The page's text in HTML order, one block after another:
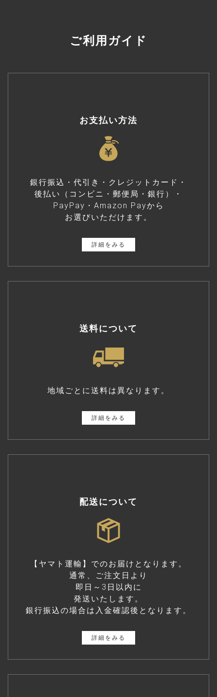
ご利用ガイド
お支払い方法
銀行振込・代引き・クレジットカード・
後払い（コンビニ・郵便局・銀行）・
PayPay・Amazon Payから
お選びいただけます。
詳細をみる
送料について
地域ごとに送料は異なります。
詳細をみる
配送について
【ヤマト運輸】でのお届けとなります。
通常、ご注文日より
即日～3日以内に
発送いたします。
銀行振込の場合は入金確認後となります。
詳細をみる